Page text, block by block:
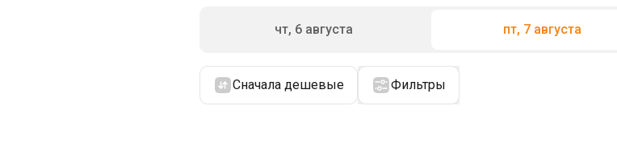
чт, 6 августа пт, 7 августа
Сначала дешевые Фильтры